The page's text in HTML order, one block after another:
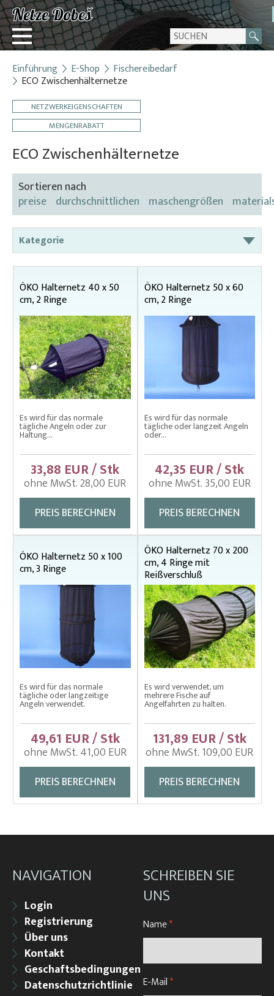
Login
Registrierung
Über uns
Kontakt
Einführung E-Shop Fischereibedarf
ECO Zwischenhälternetze
NETZWERKEIGENSCHAFTEN
MENGENRABATT
ECO Zwischenhälternetze
Sortieren nach
preise durchschnittlichen maschengrößen
Kategorie
Fischkescher
Karpfensäcke
Senknetze
Wurfnetze für Köderfische
ÖKO Halternetz 40 x 50
cm, 2 Ringe
Es wird für das normale
tägliche Angeln oder zur
Haltung...
33,88 EUR / Stk
ohne MwSt. 28,00 EUR
PREIS BERECHNEN
ÖKO Halternetz 50 x 60
cm, 2 Ringe
Es wird für das normale
tägliche oder langzeit Angeln
oder...
42,35 EUR / Stk
ohne MwSt. 35,00 EUR
PREIS BERECHNEN
ÖKO Halternetz 50 x 100
cm, 3 Ringe
Es wird für das normale
tägliche oder langzeitige
Angeln verwendet.
49,61 EUR / Stk
ohne MwSt. 41,00 EUR
PREIS BERECHNEN
ÖKO Halternetz 70 x 200
cm, 4 Ringe mit
Reißverschluß
Es wird verwendet, um
mehrere Fische auf
Angelfahrten zu halten.
131,89 EUR / Stk
ohne MwSt. 109,00 EUR
PREIS BERECHNEN
NAVIGATION
Login
Registrierung
Über uns
Kontakt
Geschaftsbedingungen
Datenschutzrichtlinie
SCHREIBEN SIE
UNS
Name*
E-Mail*